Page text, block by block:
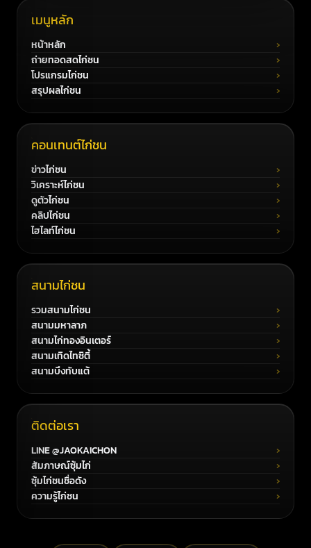
เมนูหลัก
หน้าหลัก
ถ่ายทอดสดไก่ชน
โปรแกรมไก่ชน
สรุปผลไก่ชน
คอนเทนต์ไก่ชน
ข่าวไก่ชน
วิเคราะห์ไก่ชน
ดูตัวไก่ชน
คลิปไก่ชน
ไฮไลท์ไก่ชน
สนามไก่ชน
รวมสนามไก่ชน
สนามมหาลาภ
สนามไก่ทองอินเตอร์
สนามเทิดไทซิตี้
สนามบึงทับแต้
ติดต่อเรา
LINE @JAOKAICHON
สัมภาษณ์ซุ้มไก่
ซุ้มไก่ชนชื่อดัง
ความรู้ไก่ชน